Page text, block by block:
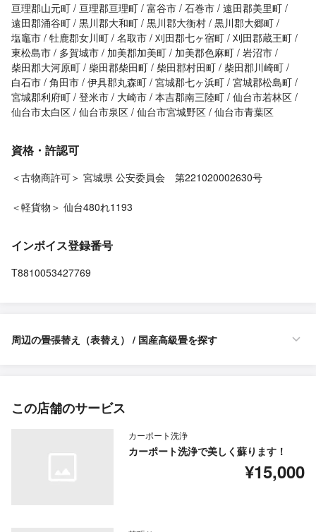
亘理郡山元町
亘理郡亘理町 富谷市 石巻市 遠田郡美里町
遠田郡涌谷町 黒川郡大和町 黒川郡大衡村 黒川郡大郷町
塩竈市 牡鹿郡女川町 名取市 刈田郡七ヶ宿町 刈田郡蔵王町
東松島市
多賀城市 加美郡加美町 加美郡色麻町 岩沼市
柴田郡大河原町
柴田郡柴田町 柴田郡村田町
柴田郡川崎町
白石市 角田市 伊具郡丸森町 宮城郡七ヶ浜町 宮城郡松島町
宮城郡利府町 登米市 大崎市 本吉郡南三陸町 仙台市若林区
仙台市太白区 仙台市泉区 仙台市宮城野区 仙台市青葉区
資格・許認可
＜古物商許可＞ 宮城県 公安委員会 第221020002630号
＜軽貨物＞ 仙台480れ1193
インボイス登録番号
T8810053427769
周辺の畳張替え（表替え） / 国産高級畳を探す
この店舗のサービス
カーポート洗浄
カーポート洗浄で美しく蘇ります！
¥15,000